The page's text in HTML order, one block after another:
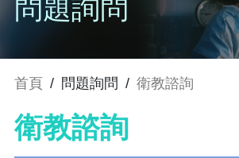
問題詢問
首頁 / 問題詢問 / 衛教諮詢
衛教諮詢